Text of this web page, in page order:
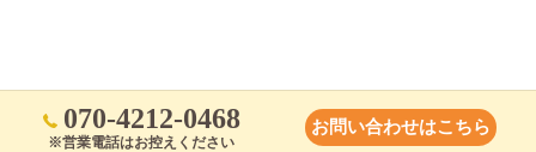
070-4212-0468
※営業電話はお控えください
お問い合わせはこちら